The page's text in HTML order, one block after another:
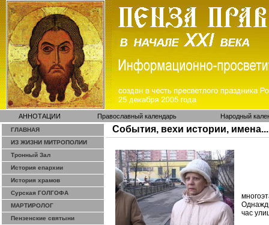
АННОТАЦИИ Православный календарь Народный
ГЛАВНАЯ
ИЗ ЖИЗНИ МИТРОПОЛИИ
Тронный Зал
История епархии
История храмов
Сурская ГОЛГОФА
МАРТИРОЛОГ
Пензенские святыни
События, вехи истории, имена...
час